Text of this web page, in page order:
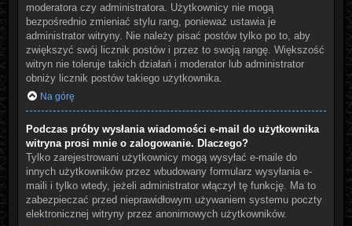
moderatora czy administratora. Użytkownicy nie mogą
bezpośrednio zmieniać stylu rang, ponieważ ustawia je
administrator witryny. Nie należy pisać postów tylko po to, aby
zwiększyć swój licznik postów i przez to swoją rangę. Większość
witryn nie toleruje takich działań i moderator lub administrator
obniży licznik postów takiego użytkownika.
Na górę
Podczas próby wysłania wiadomości e-mail do użytkownika
witryna prosi mnie o zalogowanie. Dlaczego?
Tylko zarejestrowani użytkownicy mogą wysyłać e-maile do
innych użytkowników przez wbudowany formularz wysyłania e-
maili i tylko wtedy, jeżeli administrator włączył tę funkcję. Ma to
zabezpieczać przed nieprawidłowym używaniem systemu poczty
elektronicznej witryny przez anonimowych użytkowników.